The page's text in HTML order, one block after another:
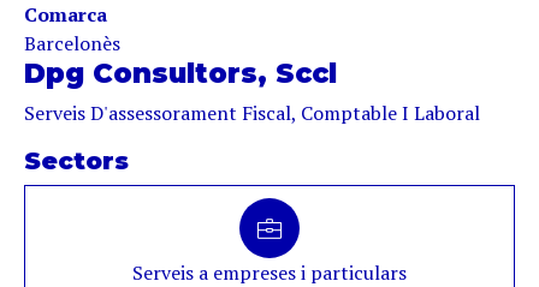
Comarca
Barcelonès
Dpg Consultors, Sccl
Serveis D'assessorament Fiscal, Comptable I Laboral
Sectors
Serveis a empreses i particulars